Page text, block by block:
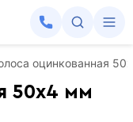
оцинкованная
50х4 мм